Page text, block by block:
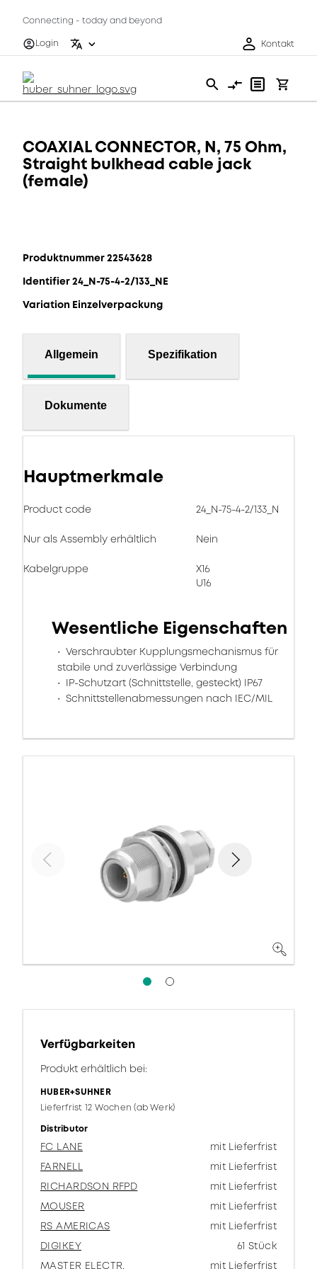
Connecting - today and beyond
Login
Kontakt
COAXIAL CONNECTOR, N, 75 Ohm,
Straight bulkhead cable jack
(female)
Produktnummer 22543628
Identifier 24_N-75-4-2/133_NE
Variation Einzelverpackung
Allgemein Spezifikation
Dokumente
Hauptmerkmale
Product code 24_N-75-4-2/133_N
Nur als Assembly erhältlich Nein
Kabelgruppe
X16
U16
Wesentliche Eigenschaften
Verschraubter Kupplungsmechanismus für
stabile und zuverlässige Verbindung
IP-Schutzart (Schnittstelle, gesteckt) IP67
Schnittstellenabmessungen nach IEC/MIL
Verfügbarkeiten
Produkt erhältlich bei:
HUBER+SUHNER
Lieferfrist 12 Wochen (ab Werk)
Distributor
FC LANE
mit Lieferfrist
FARNELL
mit Lieferfrist
RICHARDSON RFPD
mit Lieferfrist
MOUSER
mit Lieferfrist
RS AMERICAS
mit Lieferfrist
DIGIKEY
61 Stück
MASTER ELECTR.
mit Lieferfrist